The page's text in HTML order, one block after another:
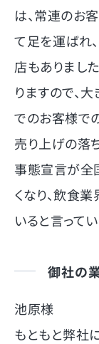
は、常連のお
て足を運ばれ
店もありまし
りますので、
でのお客様で
売り上げの落
事態宣言が全
くなり、飲食
いると言って
御社の
池原様
もともと弊社